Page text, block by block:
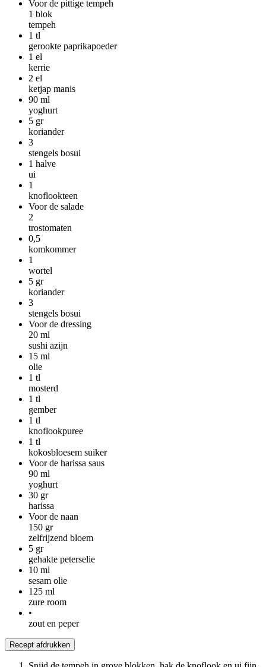
Voor de pittige tempeh
1 blok
tempeh
1 tl
gerookte paprikapoeder
1 el
kerrie
2 el
ketjap manis
90 ml
yoghurt
5 gr
koriander
3
stengels bosui
1 halve
ui
1
knoflookteen
Voor de salade
2
trostomaten
0,5
komkommer
1
wortel
5 gr
koriander
3
stengels bosui
Voor de dressing
20 ml
sushi azijn
15 ml
olie
1 tl
mosterd
1 tl
gember
1 tl
knoflookpuree
1 tl
kokosbloesem suiker
Voor de harissa saus
90 ml
yoghurt
30 gr
harissa
Voor de naan
150 gr
zelfrijzend bloem
5 gr
gehakte peterselie
10 ml
sesam olie
125 ml
zure room
•
zout en peper
Recept afdrukken